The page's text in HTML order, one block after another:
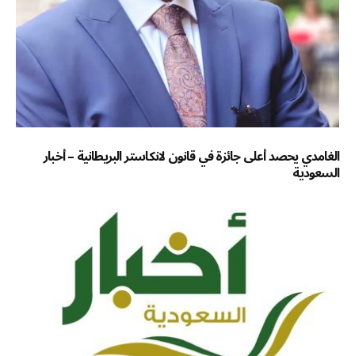
الغامدي يحصد أعلى جائزة في قانون لانكاستر البريطانية – أخبار
السعودية